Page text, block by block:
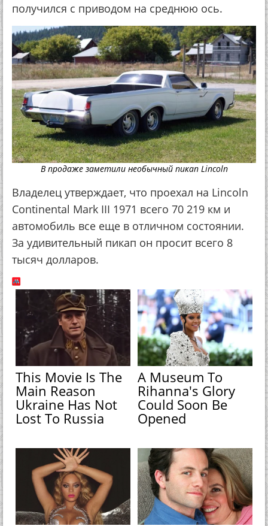
получился с приводом на среднюю ось.
В продаже заметили необычный пикап Lincoln
Владелец утверждает, что проехал на Lincoln
Continental Mark III 1971 всего 70 219 км и
автомобиль все еще в отличном состоянии.
За удивительный пикап он просит всего 8
тысяч долларов.
This Movie Is The
Main Reason
Ukraine Has Not
Lost To Russia
A Museum To
Rihanna's Glory
Could Soon Be
Opened